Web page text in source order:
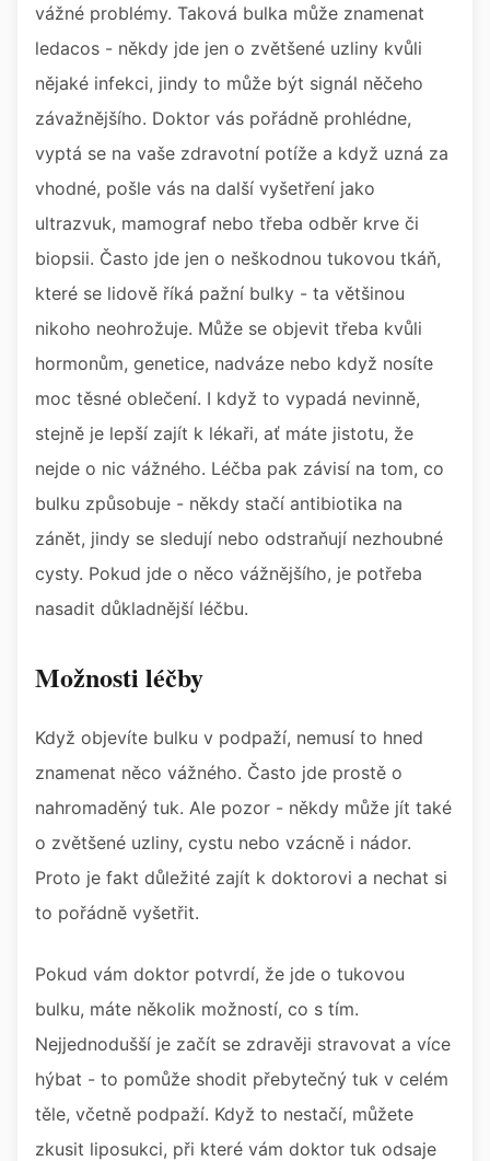
vážné problémy. Taková bulka může znamenat
ledacos - někdy jde jen o zvětšené uzliny kvůli
nějaké infekci, jindy to může být signál něčeho
závažnějšího. Doktor vás pořádně prohlédne,
vyptá se na vaše zdravotní potíže a když uzná za
vhodné, pošle vás na další vyšetření jako
ultrazvuk, mamograf nebo třeba odběr krve či
biopsii. Často jde jen o neškodnou tukovou tkáň,
které se lidově říká pažní bulky - ta většinou
nikoho neohrožuje. Může se objevit třeba kvůli
hormonům, genetice, nadváze nebo když nosíte
moc těsné oblečení. I když to vypadá nevinně,
stejně je lepší zajít k lékaři, ať máte jistotu, že
nejde o nic vážného. Léčba pak závisí na tom, co
bulku způsobuje - někdy stačí antibiotika na
zánět, jindy se sledují nebo odstraňují nezhoubné
cysty. Pokud jde o něco vážnějšího, je potřeba
nasadit důkladnější léčbu.
Možnosti léčby
Když objevíte bulku v podpaží, nemusí to hned
znamenat něco vážného. Často jde prostě o
nahromaděný tuk. Ale pozor - někdy může jít také
o zvětšené uzliny, cystu nebo vzácně i nádor.
Proto je fakt důležité zajít k doktorovi a nechat si
to pořádně vyšetřit.
Pokud vám doktor potvrdí, že jde o tukovou
bulku, máte několik možností, co s tím.
Nejjednodušší je začít se zdravěji stravovat a více
hýbat - to pomůže shodit přebytečný tuk v celém
těle, včetně podpaží. Když to nestačí, můžete
zkusit liposukci, při které vám doktor tuk odsaje